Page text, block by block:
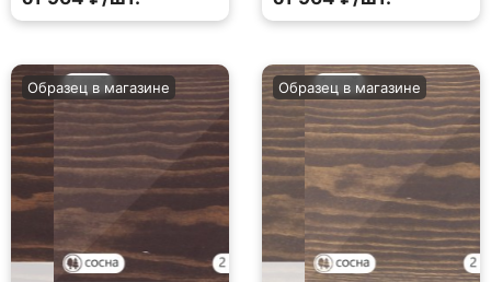
Образец в магазине Образец в магазине